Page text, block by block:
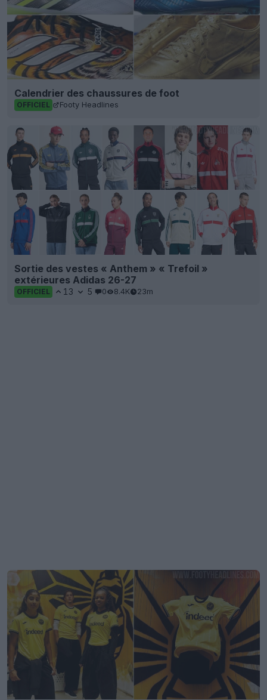
Calendrier des chaussures de foot
OFFICIEL Footy Headlines
Sortie des vestes « Anthem » « Trefoil »
extérieures Adidas 26-27
OFFICIEL 13 5 0 8.4K 23m